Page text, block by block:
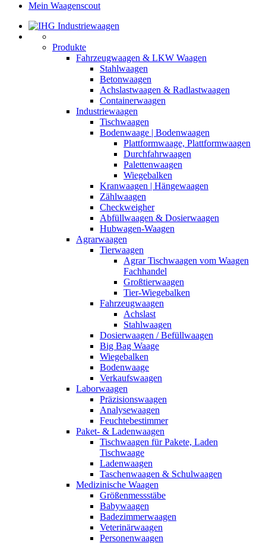
Mein Waagenscout
Produkte
Fahrzeugwaagen & LKW Waagen
Stahlwaagen
Betonwaagen
Achslastwaagen & Radlastwaagen
Containerwaagen
Industriewaagen
Tischwaagen
Bodenwaage | Bodenwaagen
Plattformwaage, Plattformwaagen
Durchfahrwaagen
Palettenwaagen
Wiegebalken
Kranwaagen | Hängewaagen
Zählwaagen
Checkweigher
Abfüllwaagen & Dosierwaagen
Hubwagen-Waagen
Agrarwaagen
Tierwaagen
Agrar Tischwaagen vom Waagen
Fachhandel
Großtierwaagen
Tier-Wiegebalken
Fahrzeugwaagen
Achslast
Stahlwaagen
Dosierwaagen / Befüllwaagen
Big Bag Waage
Wiegebalken
Bodenwaage
Verkaufswaagen
Laborwaagen
Präzisionswaagen
Analysewaagen
Feuchtebestimmer
Paket- & Ladenwaagen
Tischwaagen für Pakete, Laden
Tischwaage
Ladenwaagen
Taschenwaagen & Schulwaagen
Medizinische Waagen
Größenmessstäbe
Babywaagen
Badezimmerwaagen
Veterinärwaagen
Personenwaagen